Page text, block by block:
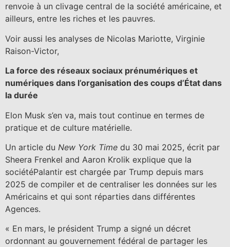
renvoie à un clivage central de la société américaine, et
ailleurs, entre les riches et les pauvres.
Voir aussi les analyses de Nicolas Mariotte, Virginie
Raison-Victor,
La force des réseaux sociaux prénumériques et
numériques dans l’organisation des coups d’État dans
la durée
Elon Musk s’en va, mais tout continue en termes de
pratique et de culture matérielle.
Un article du New York Time du 30 mai 2025, écrit par
Sheera Frenkel and Aaron Krolik explique que la
sociétéPalantir est chargée par Trump depuis mars
2025 de compiler et de centraliser les données sur les
Américains et qui sont réparties dans différentes
Agences.
« En mars, le président Trump a signé un décret
ordonnant au gouvernement fédéral de partager les